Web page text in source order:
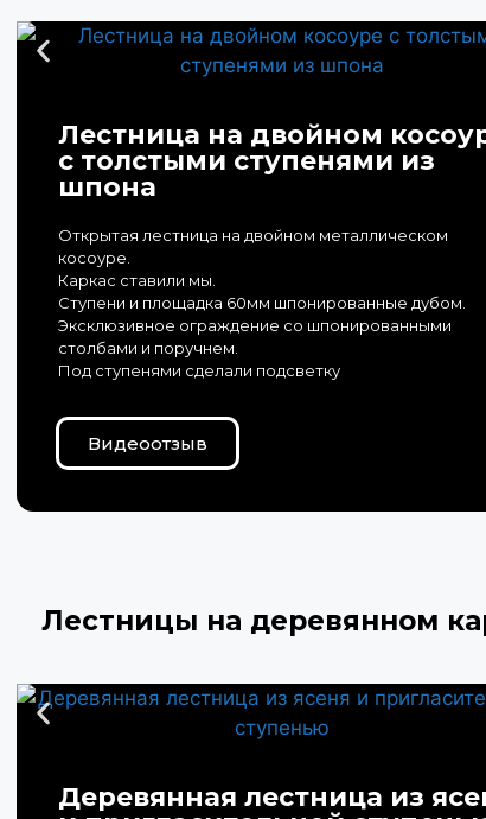
Лестница на двойном
с толстыми ступенями из
шпона
Открытая лестница на двойном металлическом
косоуре.
Каркас ставили мы.
Ступени и площадка 60мм шпонированные дубом.
Эксклюзивное ограждение со шпонированными
столбами и поручнем.
Под ступенями сделали подсветку
Видеоотзыв
Лестницы на деревянном
Деревянная лестница из